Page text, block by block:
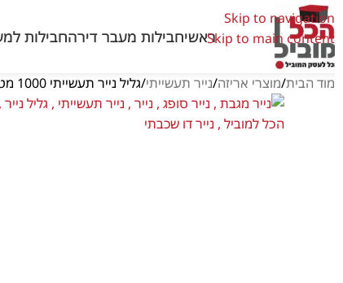
Skip to navigation
Skip to main contentראשיחבילות מעבר דירהחבילות
הבית מוצרי אריזה נייר תעשייתי גליל נייר תעשייתי 1000 מטליות